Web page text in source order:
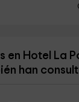
"Florencio de la
de Nuestra
en Hotel La
han